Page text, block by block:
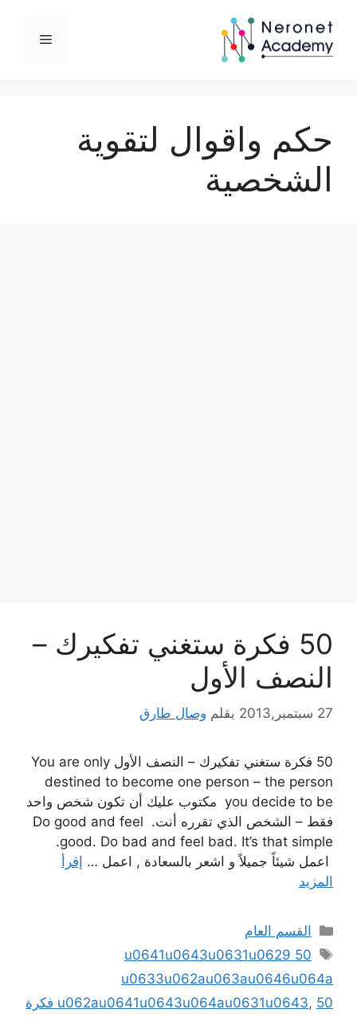
المحتوى
القائمة
حكم واقوال لتقوية
الشخصية
50 فكرة ستغني تفكيرك –
النصف الأول
27 سبتمبر,2013 بقلم وصال طارق
50 فكرة ستغني تفكيرك – النصف الأول You are only
destined to become one person – the person
you decide to be مكتوب عليك أن تكون شخص واحد
فقط – الشخص الذي تقرره أنت. Do good and feel
good. Do bad and feel bad. It’s that simple.
اعمل شيئاً جميلاً و اشعر بالسعادة , اعمل … إقرأ
المزيد
التصنيفات
القسم العام
الوسوم50 u0641u0643u0631u0629
u0633u062au063au0646u064a
u062au0641u0643u064au0631u0643,
50 فكرة